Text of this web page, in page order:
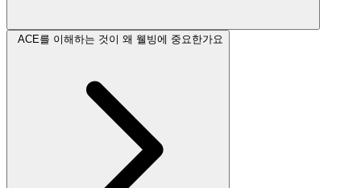
ACE를 이해하는 것이 왜 웰빙에 중요한가요